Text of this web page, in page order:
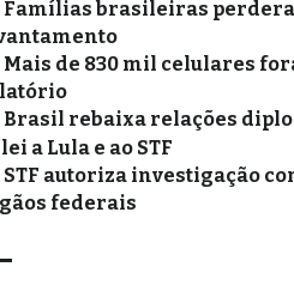
Famílias brasileiras
Mais de 830 mil celulares
Brasil rebaixa relações
a Lula e ao STF
STF autoriza investigação
federais